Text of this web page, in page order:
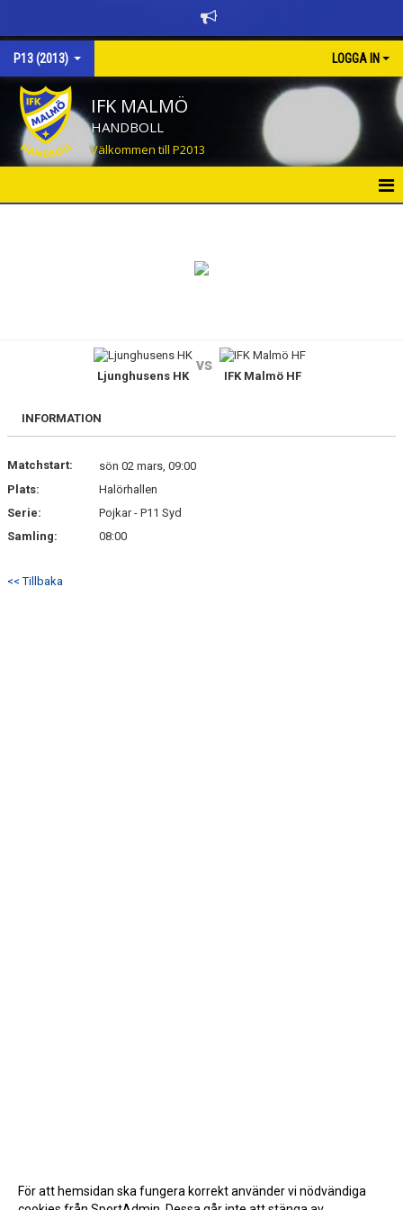
P13 (2013) LOGGA IN
IFK MALMÖ
HANDBOLL
Välkommen till P2013
BILDGALLERI
KONTAKT
Ljunghusens HK
vs
IFK Malmö HF
INFORMATION
Matchstart:
sön 02 mars, 09:00
Plats:
Halörhallen
Serie:
Pojkar - P11 Syd
Samling:
08:00
<< Tillbaka
För att hemsidan ska fungera korrekt använder vi nödvändiga